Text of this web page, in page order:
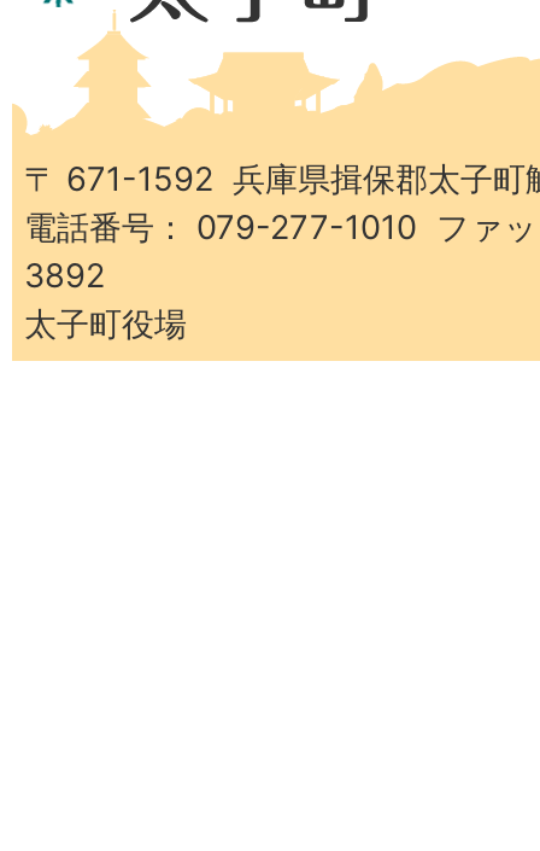
子
町
〒 671-1592 兵庫県揖保郡太子町
電話番号： 079-277-1010 ファ
3892
太子町役場